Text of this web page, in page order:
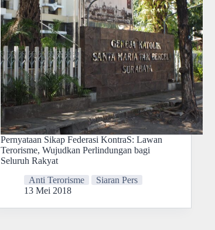
Pernyataan Sikap Federasi KontraS: Lawan
Terorisme, Wujudkan Perlindungan bagi
Seluruh Rakyat
Anti Terorisme
Siaran Pers
13 Mei 2018